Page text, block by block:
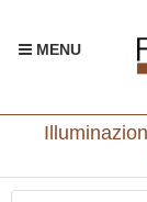
MENU